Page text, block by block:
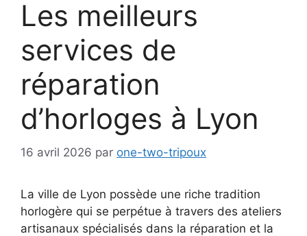
Les meilleurs
services de
réparation
d’horloges à Lyon
16 avril 2026 par one-two-tripoux
La ville de Lyon possède une riche tradition
horlogère qui se perpétue à travers des ateliers
artisanaux spécialisés dans la réparation et la